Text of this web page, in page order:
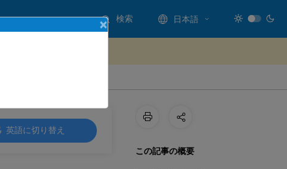
検索 日本語
英語に切り替え
この記事の概要
×